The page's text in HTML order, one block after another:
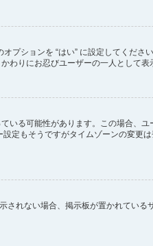
プションを “はい” に設定してくだ
わりにお忍びユーザーの一人として表
る可能性があります。この場合、
定もそうですがタイムゾーンの変更
れない場合、掲示板が置かれてい